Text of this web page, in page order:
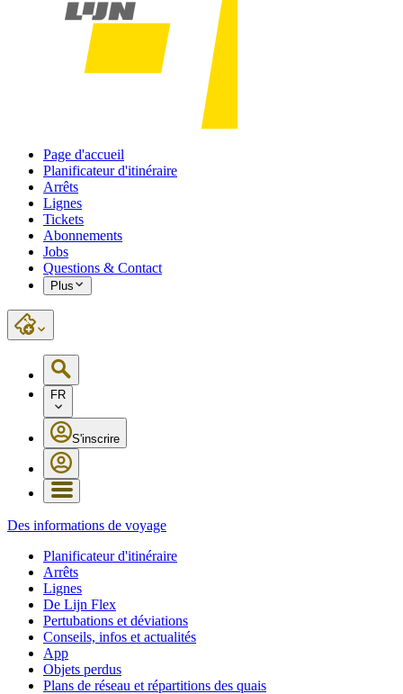
Page d'accueil
Planificateur d'itinéraire
Arrêts
Lignes
Tickets
Abonnements
Jobs
Questions & Contact
Plus
FR
S'inscrire
Des informations de voyage
Planificateur d'itinéraire
Arrêts
Lignes
De Lijn Flex
Pertubations et déviations
Conseils, infos et actualités
App
Objets perdus
Plans de réseau et répartitions des quais